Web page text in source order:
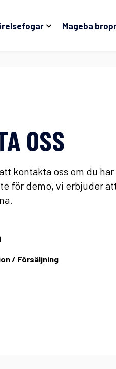
Mageba
OSS
kontakta oss om du
för demo, vi erbjuder
/ Försäljning